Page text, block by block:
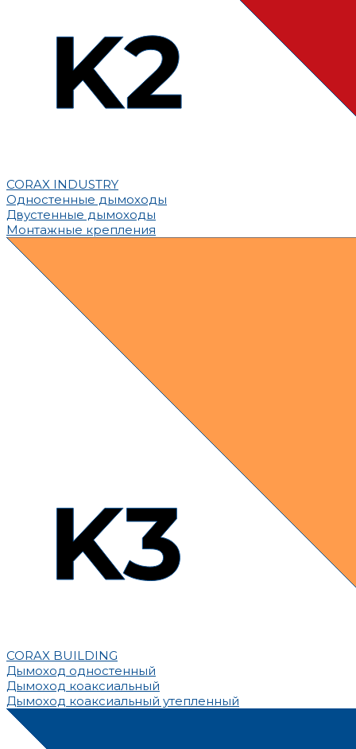
CORAX INDUSTRY
Одностенные дымоходы
Двустенные дымоходы
Монтажные крепления
CORAX BUILDING
Дымоход одностенный
Дымоход коаксиальный
Дымоход коаксиальный утепленный